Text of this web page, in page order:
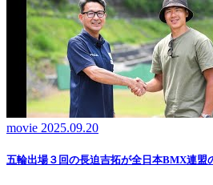
movie 2025.09.20
五輪出場３回の長迫吉拓が全日本BMX連盟